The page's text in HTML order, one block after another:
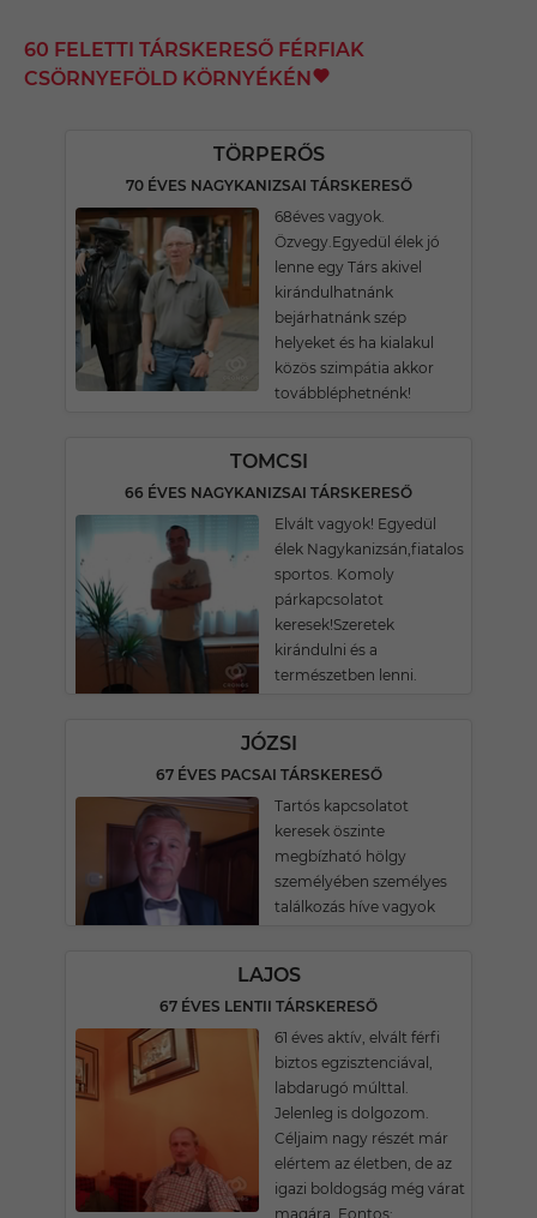
60 FELETTI TÁRSKERESŐ FÉRFIAK
CSÖRNYEFÖLD KÖRNYÉKÉN
TÖRPERŐS
70 ÉVES NAGYKANIZSAI TÁRSKERESŐ
68éves vagyok.
Özvegy.Egyedül élek jó
lenne egy Társ akivel
kirándulhatnánk
bejárhatnánk szép
helyeket és ha kialakul
közös szimpátia akkor
továbbléphetnénk!
TOMCSI
66 ÉVES NAGYKANIZSAI TÁRSKERESŐ
Elvált vagyok! Egyedül
élek Nagykanizsán,fiatalos
sportos. Komoly
párkapcsolatot
keresek!Szeretek
kirándulni és a
természetben lenni.
JÓZSI
67 ÉVES PACSAI TÁRSKERESŐ
Tartós kapcsolatot
keresek öszinte
megbízható hölgy
személyében személyes
találkozás híve vagyok
LAJOS
67 ÉVES LENTII TÁRSKERESŐ
61 éves aktív, elvált férfi
biztos egzisztenciával,
labdarugó múlttal.
Jelenleg is dolgozom.
Céljaim nagy részét már
elértem az életben, de az
igazi boldogság még várat
magára. Fontos: